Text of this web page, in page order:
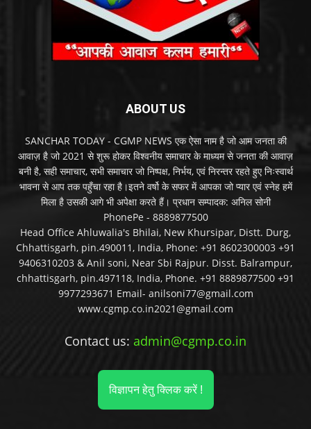
ABOUT US
SANCHAR TODAY - CGMP NEWS एक ऐसा नाम है जो आम जनता की
आवाज़ है जो 2021 से शुरू होकर विश्वनीय समाचार के माध्यम से जनता की आवाज़
बनी है, सही समाचार, सभी समाचार जो निष्पक्ष, निर्भय, एवं निरन्तर रहते हुए निःस्वार्थ
भावना से आप तक पहुँचा रहा है।इतने वर्षो के सफर में आपका जो प्यार एवं स्नेह हमें
मिला है उसकी आगे भी अपेक्षा करते हैं। प्रधान सम्पादक: अनिल सोनी
PhonePe - 8889877500
Head Office Ahluwalia's Bhilai, New Khursipar, Distt. Durg,
Chhattisgarh, pin.490011, India, Phone: +91 8602300003 +91
9406310203 & Anil soni, Near Sbi Rajpur. Disst. Balrampur,
chhattisgarh, pin.497118, India, Phone. +91 8889877500 +91
9977293671 Email- anilsoni77@gmail.com
www.cgmp.co.in2021@gmail.com
Contact us: admin@cgmp.co.in
विज्ञापन हेतु क्लिक करें !